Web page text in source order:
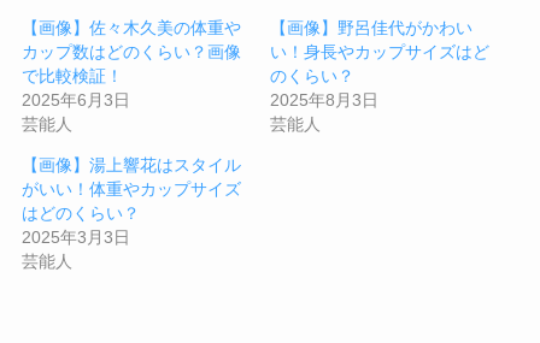
【画像】佐々木久美の体重や
カップ数はどのくらい？画像
で比較検証！
2025年6月3日
芸能人
【画像】野呂佳代がかわい
い！身長やカップサイズはど
のくらい？
2025年8月3日
芸能人
【画像】湯上響花はスタイル
がいい！体重やカップサイズ
はどのくらい？
2025年3月3日
芸能人